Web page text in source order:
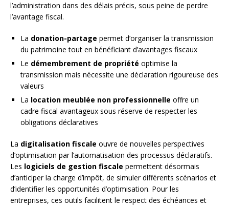
l’administration dans des délais précis, sous peine de perdre
l’avantage fiscal.
La donation-partage permet d’organiser la transmission
du patrimoine tout en bénéficiant d’avantages fiscaux
Le démembrement de propriété optimise la
transmission mais nécessite une déclaration rigoureuse des
valeurs
La location meublée non professionnelle offre un
cadre fiscal avantageux sous réserve de respecter les
obligations déclaratives
La digitalisation fiscale ouvre de nouvelles perspectives
d’optimisation par l’automatisation des processus déclaratifs.
Les logiciels de gestion fiscale permettent désormais
d’anticiper la charge d’impôt, de simuler différents scénarios et
d’identifier les opportunités d’optimisation. Pour les
entreprises, ces outils facilitent le respect des échéances et